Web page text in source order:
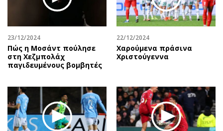
23/12/2024
Πώς η Μοσάντ πούλησε
στη Χεζμπολάχ
παγιδευμένους βομβητές
22/12/2024
Χαρούμενα πράσινα
Χριστούγεννα